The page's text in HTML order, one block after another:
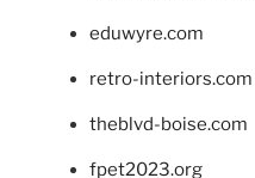
eduwyre.com
retro-interiors.com
theblvd-boise.com
fpet2023.org